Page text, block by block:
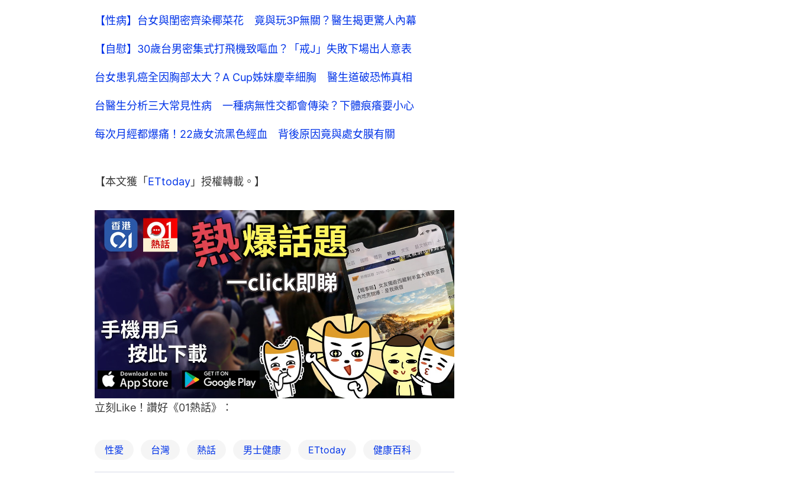
【性病】台女與閨密齊染椰菜花 竟與玩3P無關？醫生揭更驚人內幕
【自慰】30歲台男密集式打飛機致嘔血？「戒J」失敗下場出人意表
台女患乳癌全因胸部太大？A Cup姊妹慶幸細胸 醫生道破恐怖真相
台醫生分析三大常見性病 一種病無性交都會傳染？下體痕癢要小心
每次月經都爆痛！22歲女流黑色經血 背後原因竟與處女膜有關
【本文獲「ETtoday 」授權轉載。】
立刻Like！讚好《01熱話》：
性愛 台灣 熱話 男士健康 ETtoday 健康百科